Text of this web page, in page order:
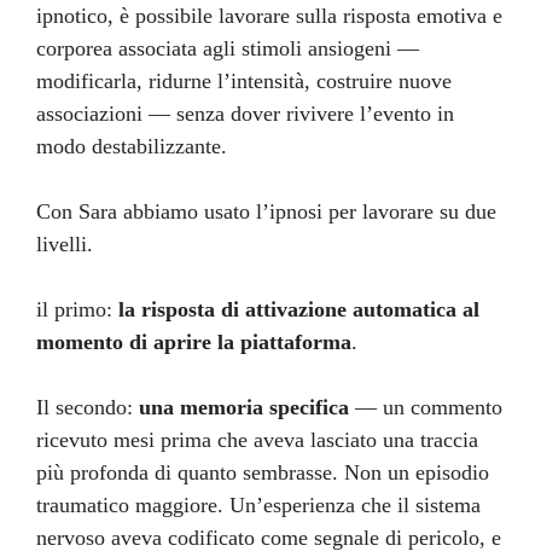
ipnotico, è possibile lavorare sulla risposta emotiva e
corporea associata agli stimoli ansiogeni —
modificarla, ridurne l’intensità, costruire nuove
associazioni — senza dover rivivere l’evento in
modo destabilizzante.
Con Sara abbiamo usato l’ipnosi per lavorare su due
livelli.
il primo: la risposta di attivazione automatica al
momento di aprire la piattaforma.
Il secondo: una memoria specifica — un commento
ricevuto mesi prima che aveva lasciato una traccia
più profonda di quanto sembrasse. Non un episodio
traumatico maggiore. Un’esperienza che il sistema
nervoso aveva codificato come segnale di pericolo, e